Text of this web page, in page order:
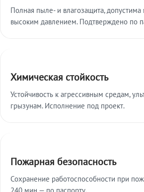
Полная пыле- и влагозащита,
высоким давлением. Подтверждено по
Химическая стойкость
Устойчивость к агрессивным средам,
грызунам. Исполнение под проект.
Пожарная безопасность
Сохранение работоспособности при
240 мин — по паспорту.